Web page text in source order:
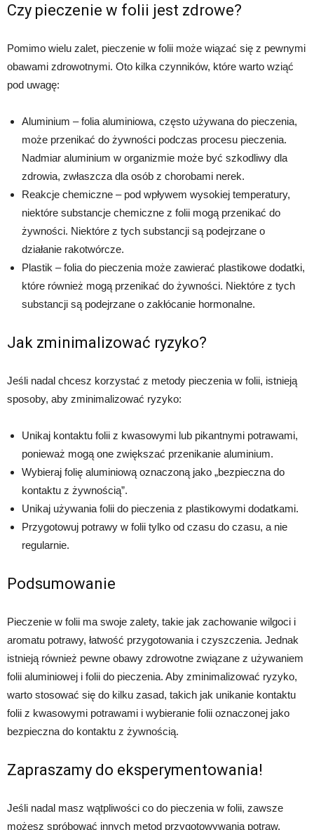
Czy pieczenie w folii jest zdrowe?
Pomimo wielu zalet, pieczenie w folii może wiązać się z pewnymi
obawami zdrowotnymi. Oto kilka czynników, które warto wziąć
pod uwagę:
Aluminium – folia aluminiowa, często używana do pieczenia,
może przenikać do żywności podczas procesu pieczenia.
Nadmiar aluminium w organizmie może być szkodliwy dla
zdrowia, zwłaszcza dla osób z chorobami nerek.
Reakcje chemiczne – pod wpływem wysokiej temperatury,
niektóre substancje chemiczne z folii mogą przenikać do
żywności. Niektóre z tych substancji są podejrzane o
działanie rakotwórcze.
Plastik – folia do pieczenia może zawierać plastikowe dodatki,
które również mogą przenikać do żywności. Niektóre z tych
substancji są podejrzane o zakłócanie hormonalne.
Jak zminimalizować ryzyko?
Jeśli nadal chcesz korzystać z metody pieczenia w folii, istnieją
sposoby, aby zminimalizować ryzyko:
Unikaj kontaktu folii z kwasowymi lub pikantnymi potrawami,
ponieważ mogą one zwiększać przenikanie aluminium.
Wybieraj folię aluminiową oznaczoną jako „bezpieczna do
kontaktu z żywnością”.
Unikaj używania folii do pieczenia z plastikowymi dodatkami.
Przygotowuj potrawy w folii tylko od czasu do czasu, a nie
regularnie.
Podsumowanie
Pieczenie w folii ma swoje zalety, takie jak zachowanie wilgoci i
aromatu potrawy, łatwość przygotowania i czyszczenia. Jednak
istnieją również pewne obawy zdrowotne związane z używaniem
folii aluminiowej i folii do pieczenia. Aby zminimalizować ryzyko,
warto stosować się do kilku zasad, takich jak unikanie kontaktu
folii z kwasowymi potrawami i wybieranie folii oznaczonej jako
bezpieczna do kontaktu z żywnością.
Zapraszamy do eksperymentowania!
Jeśli nadal masz wątpliwości co do pieczenia w folii, zawsze
możesz spróbować innych metod przygotowywania potraw,